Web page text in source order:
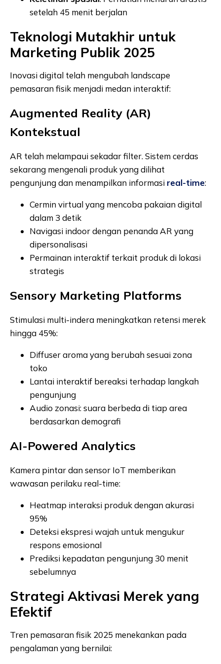
setelah 45 menit berjalan
Teknologi Mutakhir untuk
Marketing Publik 2025
Inovasi digital telah mengubah landscape
pemasaran fisik menjadi medan interaktif:
Augmented Reality (AR)
Kontekstual
AR telah melampaui sekadar filter. Sistem cerdas
sekarang mengenali produk yang dilihat
pengunjung dan menampilkan informasi real-time:
Cermin virtual yang mencoba pakaian digital
dalam 3 detik
Navigasi indoor dengan penanda AR yang
dipersonalisasi
Permainan interaktif terkait produk di lokasi
strategis
Sensory Marketing Platforms
Stimulasi multi-indera meningkatkan retensi merek
hingga 45%:
Diffuser aroma yang berubah sesuai zona
toko
Lantai interaktif bereaksi terhadap langkah
pengunjung
Audio zonasi: suara berbeda di tiap area
berdasarkan demografi
AI-Powered Analytics
Kamera pintar dan sensor IoT memberikan
wawasan perilaku real-time:
Heatmap interaksi produk dengan akurasi
95%
Deteksi ekspresi wajah untuk mengukur
respons emosional
Prediksi kepadatan pengunjung 30 menit
sebelumnya
Strategi Aktivasi Merek yang
Efektif
Tren pemasaran fisik 2025 menekankan pada
pengalaman yang bernilai: